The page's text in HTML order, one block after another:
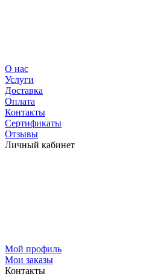
О нас
Услуги
Доставка
Оплата
Контакты
Сертификаты
Отзывы
Личный кабинет
Мой профиль
Мои заказы
Контакты